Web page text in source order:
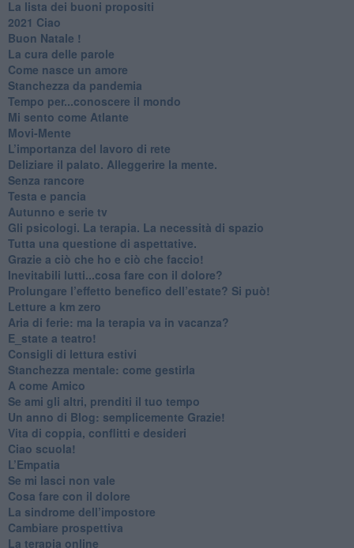
​La lista dei buoni propositi
2021 Ciao
Buon Natale !
​La cura delle parole
​Come nasce un amore
Stanchezza da pandemia
​Tempo per...conoscere il mondo
​Mi sento come Atlante
​Movi-Mente
​L’importanza del lavoro di rete
​Deliziare il palato. Alleggerire la mente.
​Senza rancore
​Testa e pancia
​Autunno e serie tv
​Gli psicologi. La terapia. La necessità di spazio
​Tutta una questione di aspettative.
​Grazie a ciò che ho e ciò che faccio!
​Inevitabili lutti...cosa fare con il dolore?
Prolungare l’effetto benefico dell’estate? Si può!
​Letture a km zero
​Aria di ferie: ma la terapia va in vacanza?
​E_state a teatro!
​Consigli di lettura estivi
​Stanchezza mentale: come gestirla
​A come Amico
​Se ami gli altri, prenditi il tuo tempo
​Un anno di Blog: semplicemente Grazie!
​Vita di coppia, conflitti e desideri
​Ciao scuola!
​L’Empatia
​Se mi lasci non vale
Cosa fare con il dolore
​La sindrome dell’impostore
​Cambiare prospettiva
La terapia online